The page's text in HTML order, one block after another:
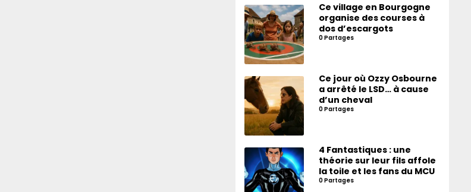
Ce village en Bourgogne
organise des courses à
dos d’escargots
0 Partages
Ce jour où Ozzy Osbourne
a arrêté le LSD… à cause
d’un cheval
0 Partages
4 Fantastiques : une
théorie sur leur fils affole
la toile et les fans du MCU
0 Partages